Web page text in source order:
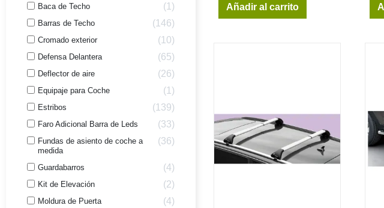
Baca de Techo 1
Barras de Techo 146
Cromado exterior 10
Defensa Delantera 65
Deflector de aire 26
Equipaje para Coche 1
Estribos 139
Faro Adicional Barra de Leds 33
Fundas de asiento de coche a
medida
36
Guardabarros 4
Kit de Elevación 2
Moldura de Puerta 4
Añadir al carrito